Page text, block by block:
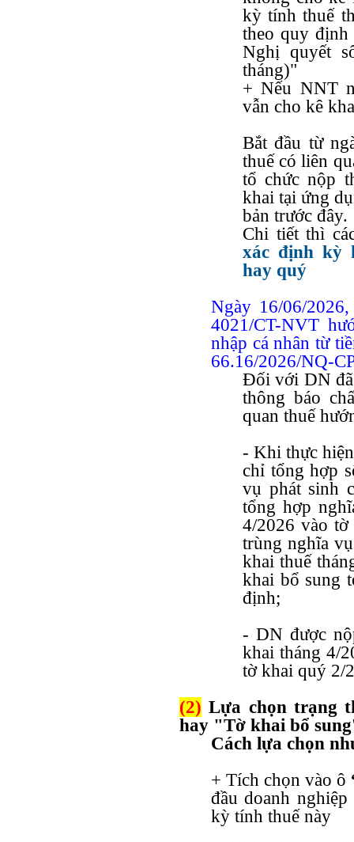
kỳ tính thuế
theo quy định
Nghị quyết
tháng)"
+ Nếu NNT
vẫn cho kê
Bắt đầu từ
thuế có liên
tổ chức nộp
khai tại ứng
bản trước đây.
Chi tiết thì
xác định kỳ
hay quý
Ngày 16/06/
4021/CT-NVT
nhập cá nhân từ
66.16/2026/NQ-
Đối với DN đã
thông báo
quan thuế
- Khi thực
chỉ tổng hợp
vụ phát sinh
tổng hợp
4/2026 vào
trùng nghĩa
khai thuế
khai bổ sung
định;
- DN được
khai tháng 4/
tờ khai quý 2/
(2) Lựa chọn trạng
hay "Tờ khai bổ
Cách lựa chọn
+ Tích chọn vào ô
đầu doanh
kỳ tính thuế này